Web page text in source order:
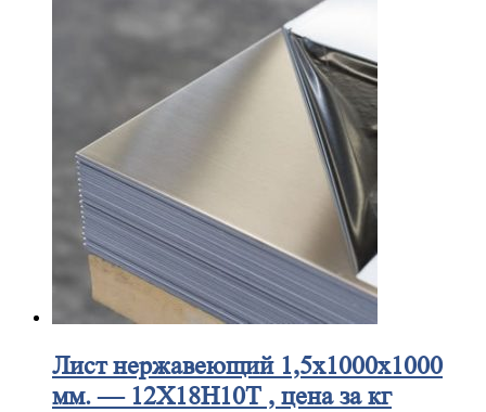
Листнержавеющий 1,5x1000x1000
мм. — 12Х18Н10Т , цена за кг